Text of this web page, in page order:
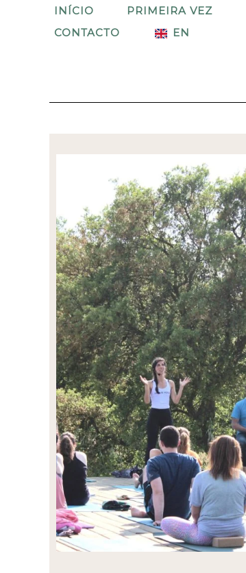
INÍCIO PRIMEIRA VEZ
CONTACTO
EN